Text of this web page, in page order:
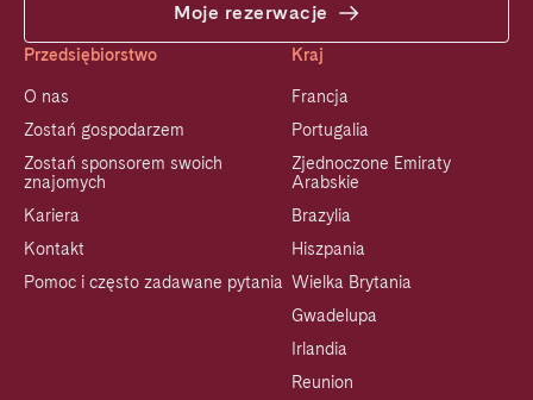
Moje rezerwacje
Przedsiębiorstwo
O nas
Zostań gospodarzem
Zostań sponsorem swoich
znajomych
Kariera
Kontakt
Pomoc i często zadawane pytania
Kraj
Francja
Portugalia
Zjednoczone Emiraty
Arabskie
Brazylia
Hiszpania
Wielka Brytania
Gwadelupa
Irlandia
Reunion